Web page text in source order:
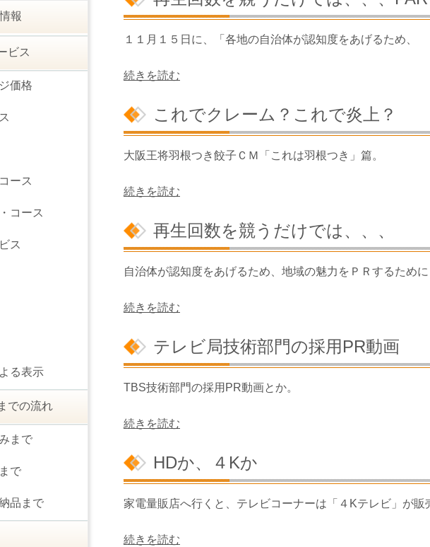
１１月１５日に、「各地の自治体が認知度をあげるため、
続きを読む
これでクレーム？これで炎上？
大阪王将羽根つき餃子ＣＭ「これは羽根つき」篇。
続きを読む
再生回数を競うだけでは、、、
自治体が認知度をあげるため、地域の魅力をＰＲするために
続きを読む
テレビ局技術部門の採用PR動画
TBS技術部門の採用PR動画とか。
続きを読む
HDか、４Kか
家電量販店へ行くと、テレビコーナーは「４Kテレビ」が販
続きを読む
報
ビス
価格
ース
コース
ス
る表示
での流れ
まで
で
品まで